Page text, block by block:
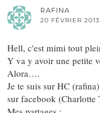
RAFINA
20 FÉVRIER
Hell, c'est mimi tout
Y va y avoir une petite
Alora….
Je te suis sur HC (rafina)
sur facebook (Charlotte